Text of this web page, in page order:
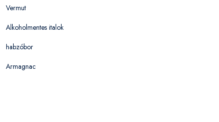
Vermut
Alkoholmentes italok
habzóbor
Armagnac